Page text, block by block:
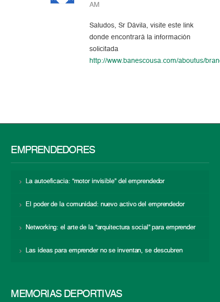
AM
Saludos, Sr Dávila, visite este link
donde encontrará la información
solicitada
http://www.banescousa.com/aboutus/
EMPRENDEDORES
La autoeficacia: “motor invisible” del emprendedor
El poder de la comunidad: nuevo activo del emprendedor
Networking: el arte de la “arquitectura social” para emprender
Las ideas para emprender no se inventan, se descubren
MEMORIAS DEPORTIVAS